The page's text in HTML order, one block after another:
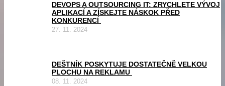
DEVOPS A OUTSOURCING IT: ZRYCHLETE VÝVOJ
APLIKACÍ A ZÍSKEJTE NÁSKOK PŘED
KONKURENCÍ
27. 11. 2024
DEŠTNÍK POSKYTUJE DOSTATEČNĚ VELKOU
PLOCHU NA REKLAMU
08. 11. 2024